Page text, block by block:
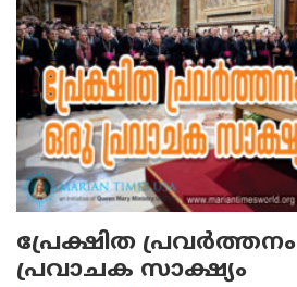
പ്രേക്ഷിത
പ്രവാചക സാക്ഷ്യം